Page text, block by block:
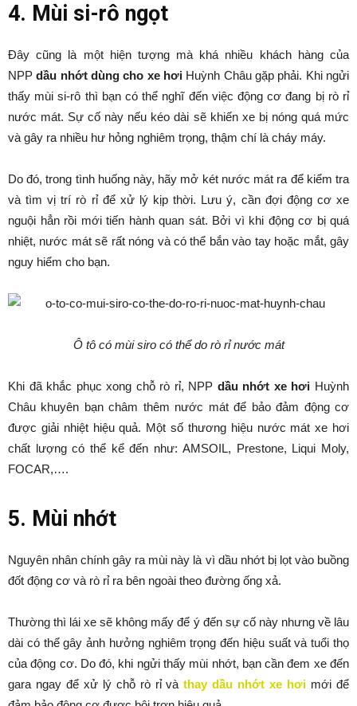
4. Mùi si-rô ngọt
Đây cũng là một hiện tượng mà khá nhiều khách hàng của
NPPdầu nhớt dùng cho xe hơi Huỳnh Châu gặp phải. Khi ngửi
thấy mùi si-rô thì bạn có thể nghĩ đến việc động cơ đang bị rò rỉ
nước mát. Sự cố này nếu kéo dài sẽ khiến xe bị nóng quá mức
và gây ra nhiều hư hỏng nghiêm trọng, thậm chí là cháy máy.
Do đó, trong tình huống này, hãy mở két nước mát ra để kiểm tra
và tìm vị trí rò rỉ để xử lý kịp thời. Lưu ý, cần đợi động cơ xe
nguội hẳn rồi mới tiến hành quan sát. Bởi vì khi động cơ bị quá
nhiệt, nước mát sẽ rất nóng và có thể bắn vào tay hoặc mắt, gây
nguy hiểm cho bạn.
Ô tô có mùi siro có thể do rò rỉ nước mát
Khi đã khắc phục xong chỗ rò rỉ, NPP dầu nhớt xe hơi Huỳnh
Châu khuyên bạn châm thêm nước mát để bảo đảm động cơ
được giải nhiệt hiệu quả. Một số thương hiệu nước mát xe hơi
chất lượng có thể kể đến như: AMSOIL, Prestone, Liqui Moly,
FOCAR,….
5. Mùi nhớt
Nguyên nhân chính gây ra mùi này là vì dầu nhớt bị lọt vào buồng
đốt động cơ và rò rỉ ra bên ngoài theo đường ống xả.
Thường thì lái xe sẽ không mấy để ý đến sự cố này nhưng về lâu
dài có thể gây ảnh hưởng nghiêm trọng đến hiệu suất và tuổi thọ
của động cơ. Do đó, khi ngửi thấy mùi nhớt, bạn cần đem xe đến
gara ngay để xử lý chỗ rò rỉ vàthay dầu nhớt xe hơi mới để